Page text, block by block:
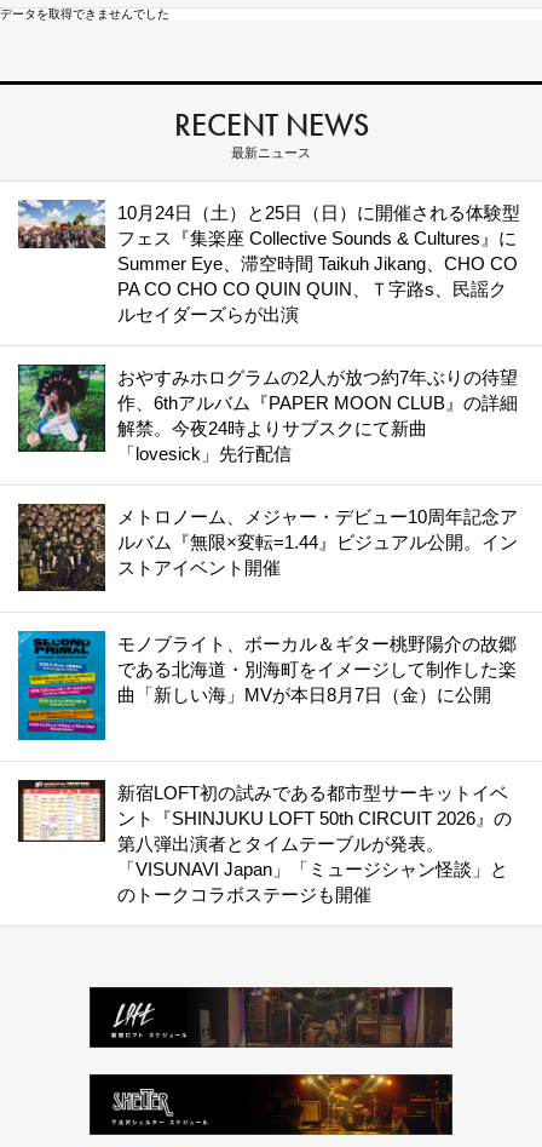
データを取得できませんでした
RECENT NEWS
最新ニュース
10月24日（土）と25日（日）に開催される体験型
フェス『集楽座 Collective Sounds & Cultures』に
Summer Eye、滞空時間 Taikuh Jikang、CHO CO
PA CO CHO CO QUIN QUIN、Ｔ字路s、民謡ク
ルセイダーズらが出演
おやすみホログラムの2人が放つ約7年ぶりの待望
作、6thアルバム『PAPER MOON CLUB』の詳細
解禁。今夜24時よりサブスクにて新曲
「lovesick」先行配信
メトロノーム、メジャー・デビュー10周年記念ア
ルバム『無限×変転=1.44』ビジュアル公開。イン
ストアイベント開催
モノブライト、ボーカル＆ギター桃野陽介の故郷
である北海道・別海町をイメージして制作した楽
曲「新しい海」MVが本日8月7日（金）に公開
新宿LOFT初の試みである都市型サーキットイベ
ント『SHINJUKU LOFT 50th CIRCUIT 2026』の
第八弾出演者とタイムテーブルが発表。
「VISUNAVI Japan」「ミュージシャン怪談」と
のトークコラボステージも開催